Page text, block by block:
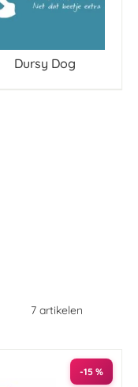
Dursy Dog
7 artikelen
-15 %